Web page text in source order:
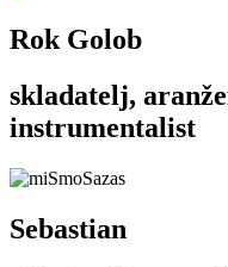
Rok Golob
skladatelj,
instrumentalist
Sebastian